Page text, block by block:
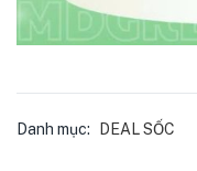
Danh mục: DEAL SỐC